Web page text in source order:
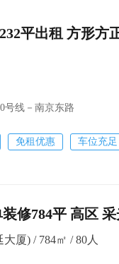
平出租 方形方
号线－南京东路
免租优惠 车位充足
修784平 高区 采
厦) / 784㎡ / 80人